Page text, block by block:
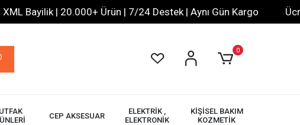
Bayilik | 20.000+ Ürün | 7/24 Destek | Aynı Gün Kargo
0
CEP AKSESUAR
ELEKTRİK ,
ELEKTRONİK
KİŞİSEL BAKIM
KOZMETİK